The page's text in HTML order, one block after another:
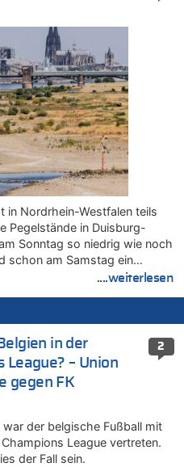
in Nordrhein-Westfalen teils
Pegelstände in Duisburg-
Sonntag so niedrig wie noch
schon am Samstag ein…
....weiterlesen
2
in der
League? – Union
gegen FK
der belgische Fußball mit
League vertreten.
der Fall sein.